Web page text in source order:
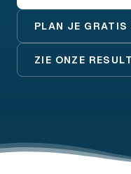
PLAN JE
ZIE ONZE